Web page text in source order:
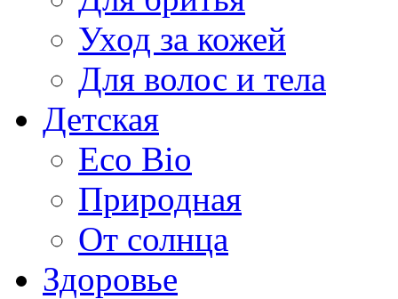
Уход за кожей
Для волос и тела
Детская
Eco Bio
Природная
От солнца
Здоровье